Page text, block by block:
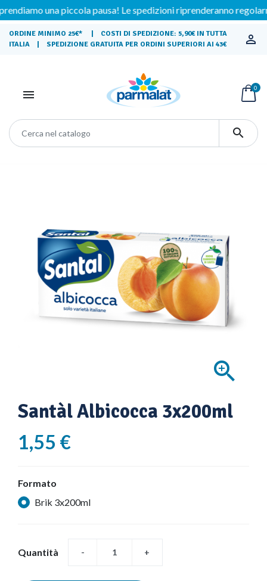
una piccola pausa! Le spedizioni riprenderanno
ORDINE MINIMO 25€* | COSTI DI SPEDIZIONE: 5,90€ IN TUTTA
ITALIA | SPEDIZIONE GRATUITA PER ORDINI SUPERIORI AI 43€



0

Santàl Albicocca 3x200ml
1,55 €
Formato
Brik 3x200ml
Quantità - +